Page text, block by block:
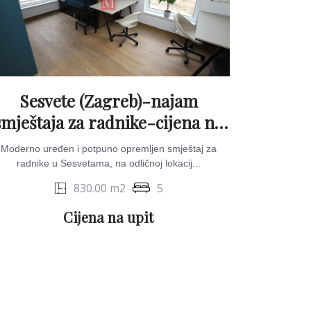
Sesvete (Zagreb)-najam
za radnike-cijena na
upit
Moderno uređen i potpuno opremljen smještaj za
radnike u Sesvetama, na odličnoj lokacij...
830.00 m2 5
Cijena na upit